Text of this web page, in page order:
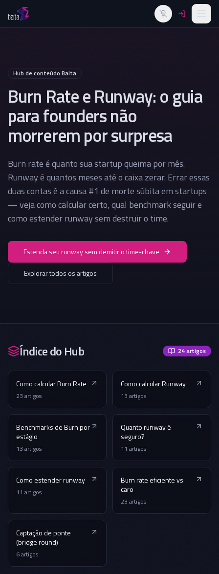
Alternar tema
Hub de conteúdo Baita
Burn Rate e Runway: o guia
para founders não
morrerem por surpresa
Burn rate é quanto sua startup queima por mês.
Runway é quantos meses até o caixa zerar. Errar essas
duas contas é a causa #1 de morte súbita em startups
— veja como calcular certo, qual benchmark seguir e
como estender runway sem destruir o time.
Estenda seu runway sem demitir o time-chave
Explorar todos os artigos
Índice do Hub 24artigos
Como calcular Burn Rate
23 artigos
Como calcular Runway
13 artigos
Benchmarks de Burn por
estágio
13 artigos
Quanto runway é
seguro?
11 artigos
Como estender runway
11 artigos
Burn rate eficiente vs
caro
23 artigos
Captação de ponte
(bridge round)
6artigos